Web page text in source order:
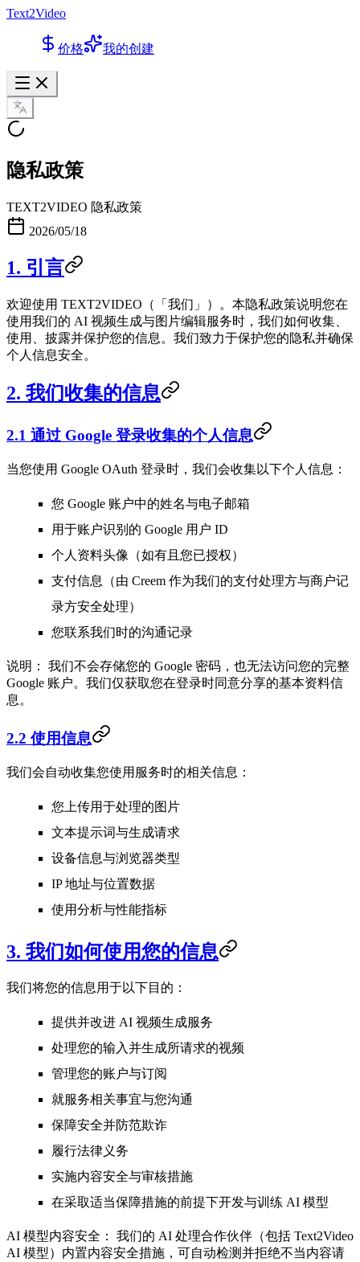
Text2Video
价格 我的创建
隐私政策
TEXT2VIDEO 隐私政策
2026/05/18
1. 引言
欢迎使用 TEXT2VIDEO（「我们」）。本隐私政策说明您在
使用我们的 AI 视频生成与图片编辑服务时，我们如何收集、
使用、披露并保护您的信息。我们致力于保护您的隐私并确保
个人信息安全。
2. 我们收集的信息
2.1 通过 Google 登录收集的个人信息
当您使用 Google OAuth 登录时，我们会收集以下个人信息：
您 Google 账户中的姓名与电子邮箱
用于账户识别的 Google 用户 ID
个人资料头像（如有且您已授权）
支付信息（由 Creem 作为我们的支付处理方与商户记
录方安全处理）
您联系我们时的沟通记录
说明：
我们不会存储您的 Google 密码，也无法访问您的完整
Google 账户。我们仅获取您在登录时同意分享的基本资料信
息。
2.2 使用信息
我们会自动收集您使用服务时的相关信息：
您上传用于处理的图片
文本提示词与生成请求
设备信息与浏览器类型
IP 地址与位置数据
使用分析与性能指标
3. 我们如何使用您的信息
我们将您的信息用于以下目的：
提供并改进 AI 视频生成服务
处理您的输入并生成所请求的视频
管理您的账户与订阅
就服务相关事宜与您沟通
保障安全并防范欺诈
履行法律义务
实施内容安全与审核措施
在采取适当保障措施的前提下开发与训练 AI 模型
AI 模型内容安全：
我们的 AI 处理合作伙伴（包括 Text2Video
AI 模型）内置内容安全措施，可自动检测并拒绝不当内容请